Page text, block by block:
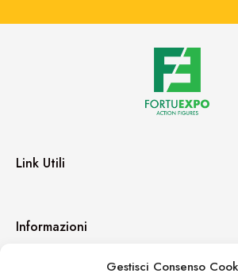
Gestisci Consenso
Link Utili
Informazioni